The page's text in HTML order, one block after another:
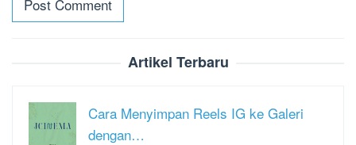
Artikel Terbaru
Cara Menyimpan Reels IG ke Galeri
dengan…